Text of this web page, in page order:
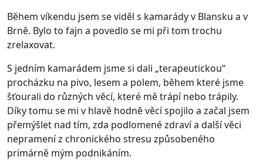
Během víkendu jsem se viděl s kamarády v Blansku a v
Brně. Bylo to fajn a povedlo se mi při tom trochu
zrelaxovat.
S jedním kamarádem jsme si dali „terapeutickou“
procházku na pivo, lesem a polem, během které jsme
šťourali do různých věcí, které mě trápí nebo trápily.
Díky tomu se mi v hlavě hodně věcí spojilo a začal jsem
přemýšlet nad tím, zda podlomené zdraví a další věci
nepramení z chronického stresu způsobeného
primárně mým podnikáním.